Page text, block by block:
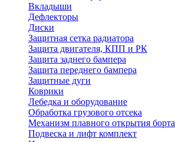
Вкладыши
Дефлекторы
Диски
Защитная сетка радиатора
Защита двигателя, КПП и РК
Защита заднего бампера
Защита переднего бампера
Защитные дуги
Коврики
Лебедка и оборудование
Обработка грузового отсека
Механизм плавного открытия борта
Подвеска и лифт комплект